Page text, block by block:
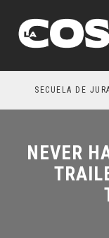
SECUELA DE
NEVER